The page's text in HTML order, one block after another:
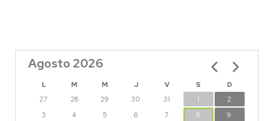
Agosto 2026
L M M J V S
D
27
28 29 30 31 1
2
3
4 5 6 7 8
9
Paginación